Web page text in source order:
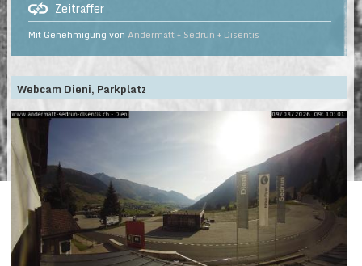
Zeitraffer
Mit Genehmigung von Andermatt + Sedrun + Disentis
Webcam Dieni, Parkplatz